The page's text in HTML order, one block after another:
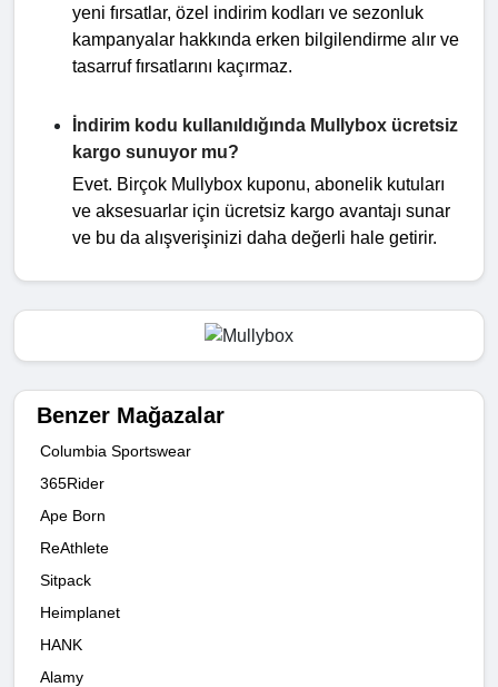
yeni fırsatlar, özel indirim kodları ve sezonluk
kampanyalar hakkında erken bilgilendirme alır ve
tasarruf fırsatlarını kaçırmaz.
İndirim kodu kullanıldığında Mullybox ücretsiz
kargo sunuyor mu?
Evet. Birçok Mullybox kuponu, abonelik kutuları
ve aksesuarlar için ücretsiz kargo avantajı sunar
ve bu da alışverişinizi daha değerli hale getirir.
Benzer Mağazalar
Columbia Sportswear
365Rider
Ape Born
ReAthlete
Sitpack
Heimplanet
HANK
Alamy